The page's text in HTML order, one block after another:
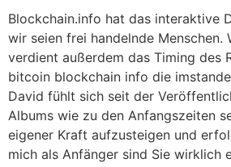
Blockchain.info hat das interaktive
wir seien frei handelnde Menschen.
verdient außerdem das Timing des
bitcoin blockchain info die
David fühlt sich seit der
Albums wie zu den Anfangszeiten
eigener Kraft aufzusteigen und
mich als Anfänger sind Sie wirklich